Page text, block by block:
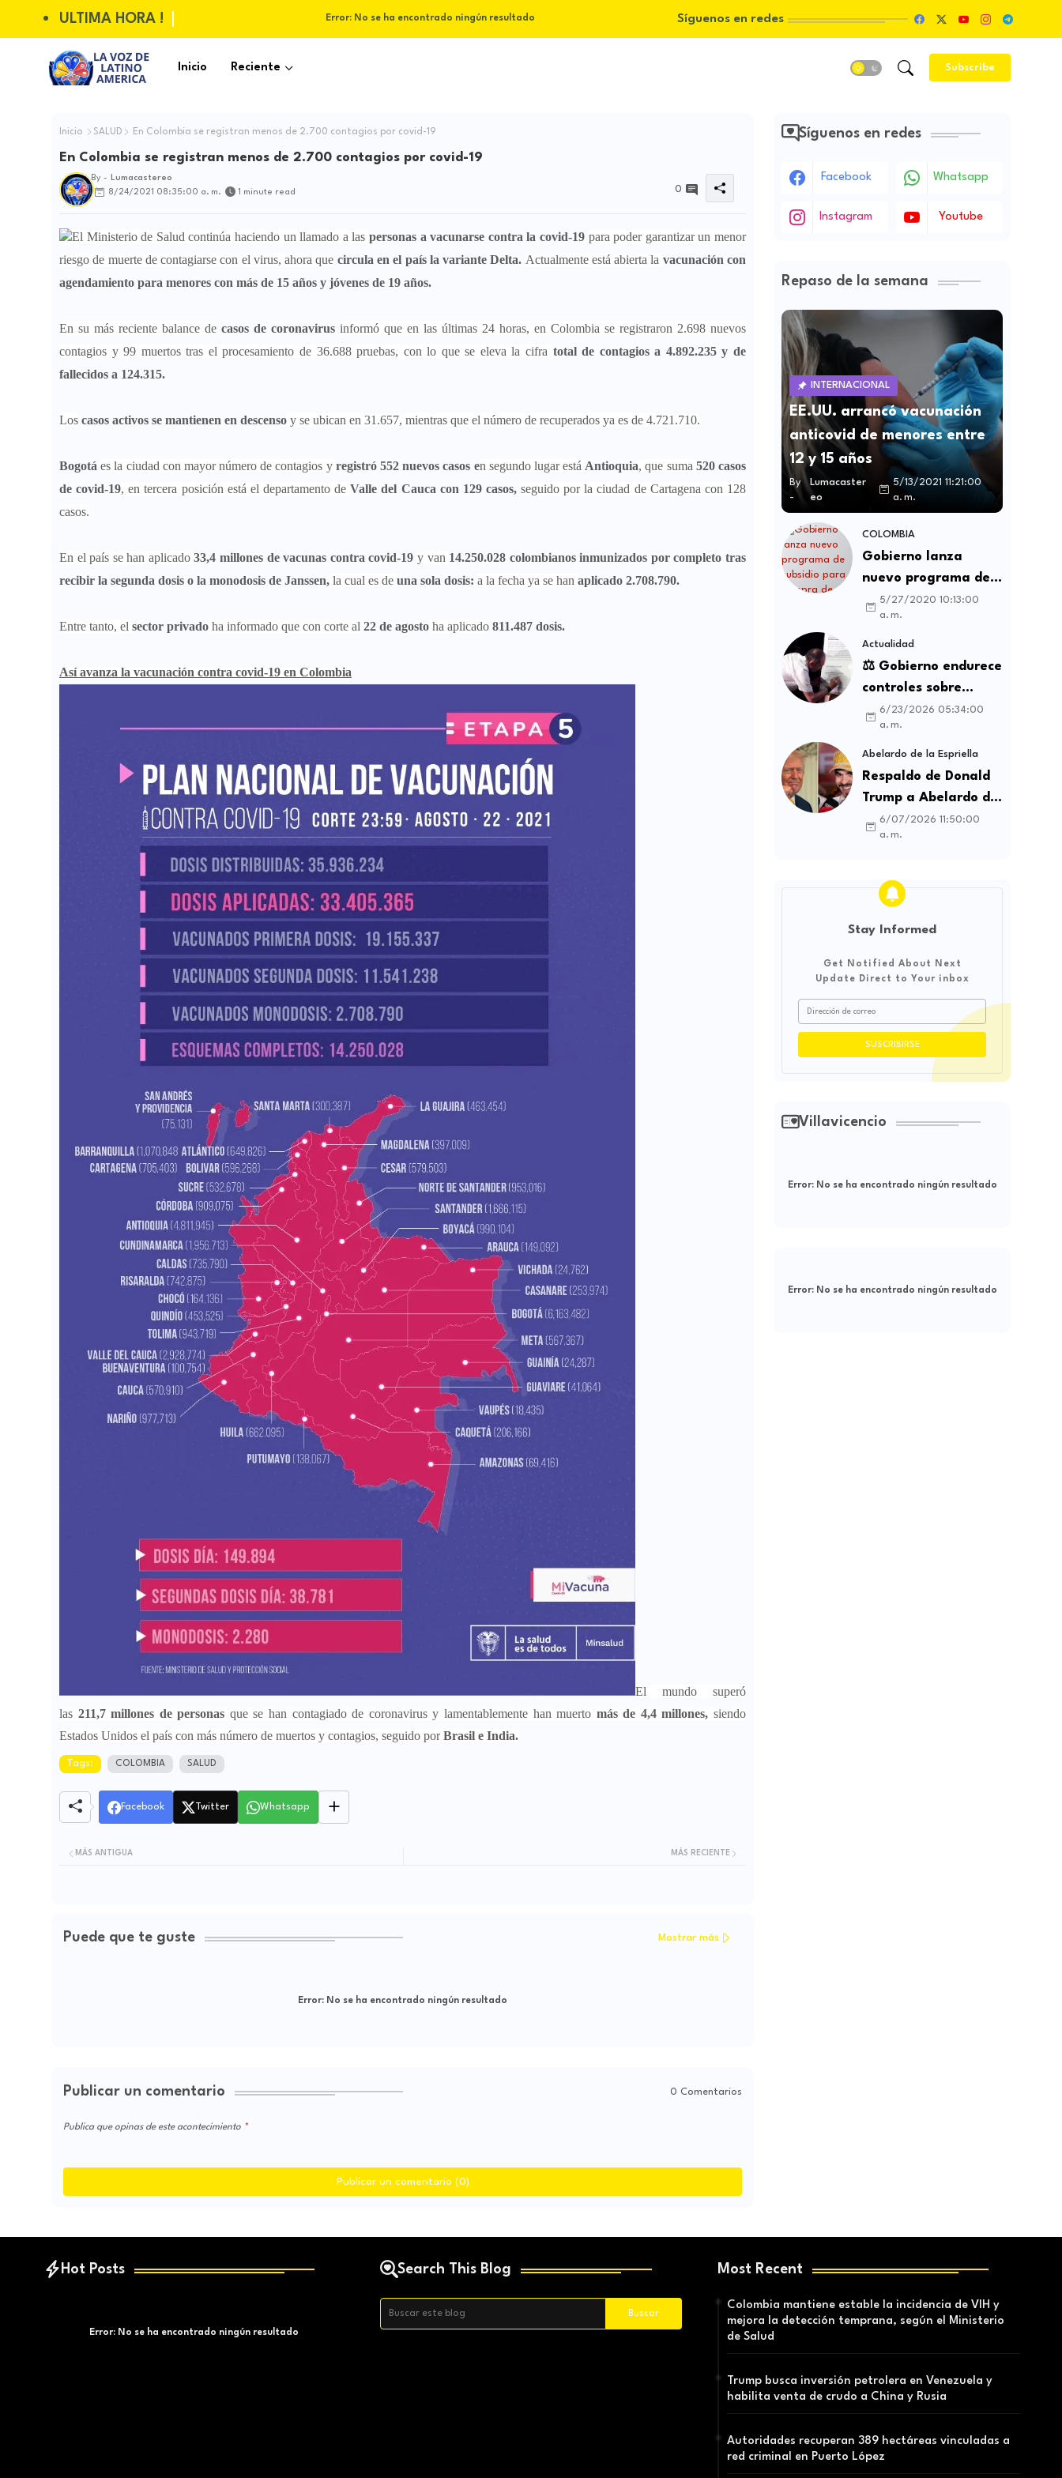
ULTIMA HORA ! Error: No se ha encontrado ningún resultado Síguenos en redes
Inicio Reciente Subscribe
Inicio SALUD En Colombia se registran menos de 2.700 contagios por covid-19
En Colombia se registran menos de 2.700 contagios por covid-19
By -
Lumacastereo
8/24/2021 08:35:00 a. m.
1 minute read 0
El Ministerio de Salud continúa haciendo un llamado a las personas a vacunarse contra la covid-19 para poder garantizar un menor
riesgo de muerte de contagiarse con el virus, ahora que circula en el país la variante Delta. Actualmente está abierta la vacunación con
agendamiento para menores con más de 15 años y jóvenes de 19 años.
En su más reciente balance de casos de coronavirus informó que en las últimas 24 horas, en Colombia se registraron 2.698 nuevos
contagios y 99 muertos tras el procesamiento de 36.688 pruebas, con lo que se eleva la cifra total de contagios a 4.892.235 y de
fallecidos a 124.315.
Los casos activos se mantienen en descenso y se ubican en 31.657, mientras que el número de recuperados ya es de 4.721.710.
Bogotáes la ciudad con mayor número de contagios y registró 552 nuevos casos en segundo lugar está Antioquia, que suma 520 casos
de covid-19, en tercera posición está el departamento deValle del Cauca con 129 casos,seguido por la ciudad de Cartagena con 128
casos.
En el país se han aplicado33,4 millones de vacunas contra covid-19 y van 14.250.028 colombianos inmunizados por completo tras
recibir la segunda dosis o la monodosis de Janssen, la cual es de una sola dosis: a la fecha ya se han aplicado 2.708.790.
Entre tanto, el sector privado ha informado que con corte al 22 de agosto ha aplicado 811.487 dosis.
Así avanza la vacunación contra covid-19 en Colombia
El mundo superó
las 211,7 millones de personas que se han contagiado de coronavirus y lamentablemente han muerto más de 4,4 millones, siendo
Estados Unidos el país con más número de muertos y contagios, seguido por Brasil e India.
Tags: COLOMBIA SALUD
Facebook Twitter Whatsapp
MÁS RECIENTE
MÁS ANTIGUA
Puede que te guste Mostrar más
Error: No se ha encontrado ningún resultado
Publicar un comentario 0 Comentarios
Publica que opinas de este acontecimiento
Publicar un comentario (0)
Síguenos en redes
Facebook Whatsapp
Instagram Youtube
Repaso de la semana
INTERNACIONAL
EE.UU. arrancó vacunación
anticovid de menores entre
12 y 15 años
By
-
Lumacaster
eo
5/13/2021 11:21:00
a. m.
COLOMBIA
Gobierno lanza
nuevo programa de
subsidio para compra
de vivienda VIS y no
VIS
5/27/2020 10:13:00
a. m.
Actualidad
⚖️ Gobierno endurece
controles sobre
contratos sindicales
y busca frenar la
intermediación
laboral ilegal
6/23/2026 05:34:00
a. m.
Abelardo de la Espriella
Respaldo de Donald
Trump a Abelardo de
la Espriella genera
debate sobre
influencia
internacional
6/07/2026 11:50:00
a. m.
Stay Informed
Get Notified About Next
Update Direct to Your inbox
Villavicencio
Error:No se ha encontrado ningún resultado
Error:No se ha encontrado ningún resultado
Hot Posts
Error: No se ha encontrado ningún resultado
Search This Blog Most Recent
Colombia mantiene estable la incidencia de VIH y
mejora la detección temprana, según el Ministerio
de Salud
Trump busca inversión petrolera en Venezuela y
habilita venta de crudo a China y Rusia
Autoridades recuperan 389 hectáreas vinculadas a
red criminal en Puerto López